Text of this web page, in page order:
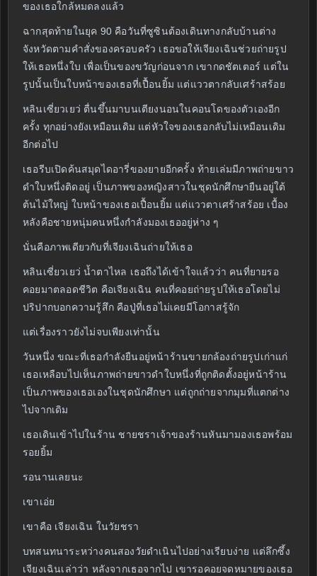
ของเธอใกล้หมดลงแล้ว
ฉากสุดท้ายในยุค 90 คือวันที่ซูซินต้องเดินทางกลับบ้านต่าง
จังหวัดตามคำสั่งของครอบครัว เธอขอให้เจียงเฉินช่วยถ่ายรูป
ให้เธอหนึ่งใบ เพื่อเป็นของขวัญก่อนจาก เขากดชัตเตอร์ แต่ใน
รูปนั้นเป็นใบหน้าของเธอที่เปื้อนยิ้ม แต่แววตากลับเศร้าสร้อย
หลินเซี่ยวเยว่ ตื่นขึ้นมาบนเตียงนอนในคอนโดของตัวเองอีก
ครั้ง ทุกอย่างยังเหมือนเดิม แต่หัวใจของเธอกลับไม่เหมือนเดิม
อีกต่อไป
เธอรีบเปิดค้นสมุดไดอารี่ของยายอีกครั้ง ท้ายเล่มมีภาพถ่ายขาว
ดำใบหนึ่งติดอยู่ เป็นภาพของหญิงสาวในชุดนักศึกษายืนอยู่ใต้
ต้นไม้ใหญ่ ใบหน้าของเธอเปื้อนยิ้ม แต่แววตาเศร้าสร้อย เบื้อง
หลังคือชายหนุ่มคนหนึ่งกำลังมองเธออยู่ห่าง ๆ
นั่นคือภาพเดียวกับที่เจียงเฉินถ่ายให้เธอ
หลินเซี่ยวเยว่ น้ำตาไหล เธอถึงได้เข้าใจแล้วว่า คนที่ยายรอ
คอยมาตลอดชีวิต คือเจียงเฉิน คนที่คอยถ่ายรูปให้เธอโดยไม่
ปริปากบอกความรู้สึก คือปู่ที่เธอไม่เคยมีโอกาสรู้จัก
แต่เรื่องราวยังไม่จบเพียงเท่านั้น
วันหนึ่ง ขณะที่เธอกำลังยืนอยู่หน้าร้านขายกล้องถ่ายรูปเก่าแก่
เธอเหลือบไปเห็นภาพถ่ายขาวดำใบหนึ่งที่ถูกติดตั้งอยู่หน้าร้าน
เป็นภาพของเธอเองในชุดนักศึกษา แต่ถูกถ่ายจากมุมที่แตกต่าง
ไปจากเดิม
เธอเดินเข้าไปในร้าน ชายชราเจ้าของร้านหันมามองเธอพร้อม
รอยยิ้ม
รอนานเลยนะ
เขาเอ่ย
เขาคือ เจียงเฉิน ในวัยชรา
บทสนทนาระหว่างคนสองวัยดำเนินไปอย่างเรียบง่าย แต่ลึกซึ้ง
เจียงเฉินเล่าว่า หลังจากเธอจากไป เขารอคอยจดหมายของเธอ